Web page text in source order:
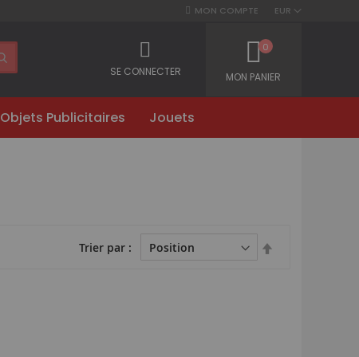
EUR
MON COMPTE
MON PANIER
0
SE CONNECTER
Objets Publicitaires Jouets
Trier par